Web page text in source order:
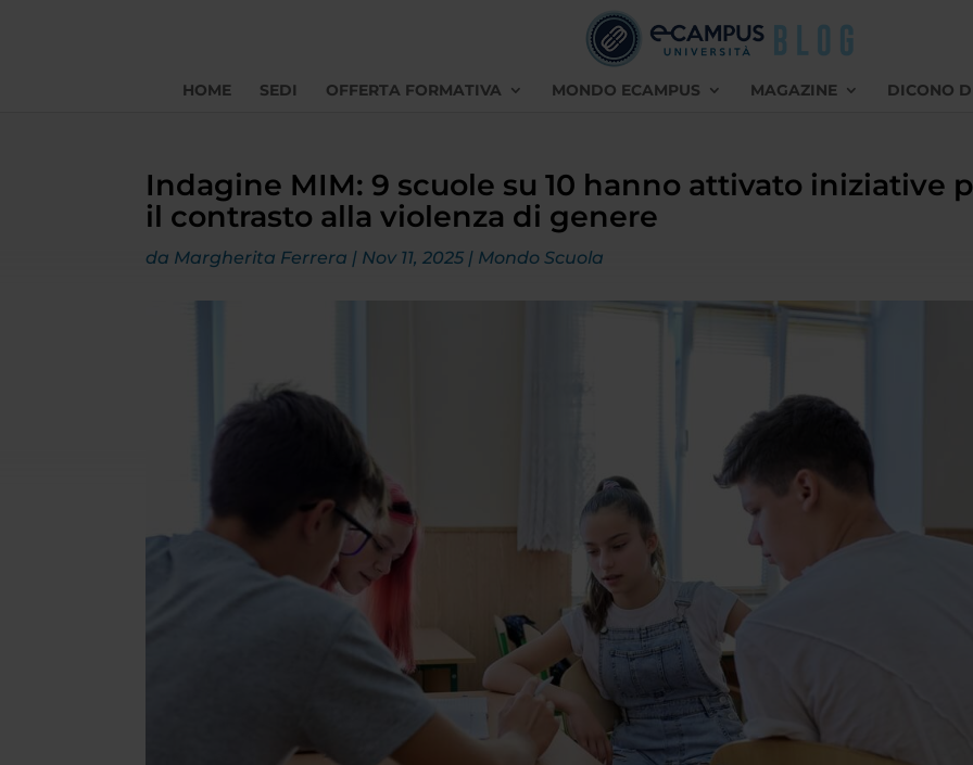
HOME SEDI OFFERTA FORMATIVA MONDO ECAMPUS MAGAZINE DICONO
Indagine MIM: 9 scuole su 10 hanno attivato iniziative
il contrasto alla violenza di genere
da Margherita Ferrera | Nov 11, 2025 | Mondo Scuola